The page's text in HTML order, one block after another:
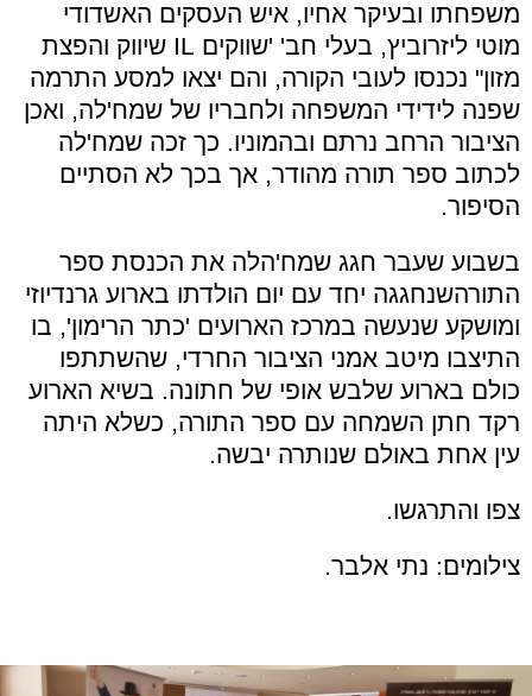
משפחתו ובעיקר אחיו, איש העסקים האשדודי
מוטי ליזרוביץ, בעלי חב' 'שווקים IL שיווק והפצת
מזון" נכנסו לעובי הקורה, והם יצאו למסע התרמה
שפנה לידידי המשפחה ולחבריו של שמח'לה, ואכן
הציבור הרחב נרתם ובהמוניו. כך זכה שמח'לה
לכתוב ספר תורה מהודר, אך בכך לא הסתיים
הסיפור.
בשבוע שעבר חגג שמח'הלה את הכנסת ספר
התורהשנחגגה יחד עם יום הולדתו בארוע גרנדיוזי
ומושקע שנעשה במרכז הארועים 'כתר הרימון', בו
התיצבו מיטב אמני הציבור החרדי, שהשתתפו
כולם בארוע שלבש אופי של חתונה. בשיא הארוע
רקד חתן השמחה עם ספר התורה, כשלא היתה
עין אחת באולם שנותרה יבשה.
צפו והתרגשו.
צילומים: נתי אלבר.